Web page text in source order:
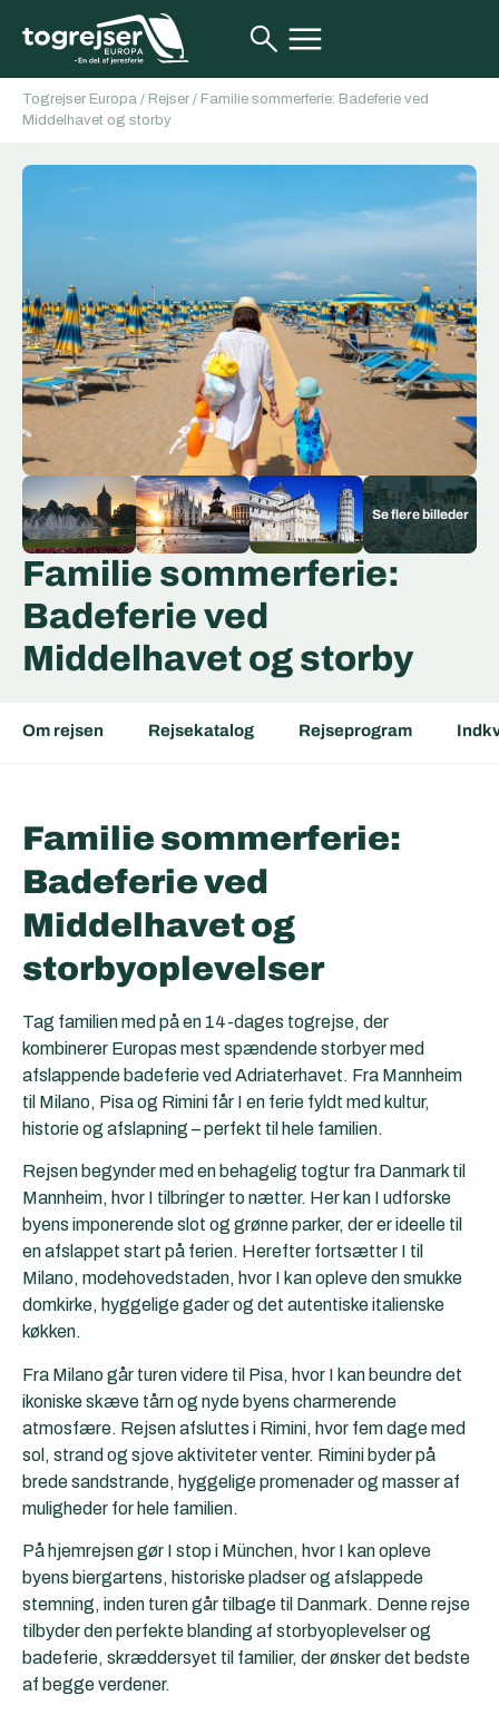
Togrejser Europa / Rejser / Familie sommerferie: Badeferie ved
Middelhavet og storby
Familie sommerferie:
Badeferie ved
Middelhavet og storby
Om rejsen Rejsekatalog Rejseprogram
Familie sommerferie:
Badeferie ved
Middelhavet og
storbyoplevelser
Tag familien med på en 14-dages togrejse, der
kombinerer Europas mest spændende storbyer med
afslappende badeferie ved Adriaterhavet. Fra Mannheim
til Milano, Pisa og Rimini får I en ferie fyldt med kultur,
historie og afslapning – perfekt til hele familien.
Rejsen begynder med en behagelig togtur fra Danmark til
Mannheim, hvor I tilbringer to nætter. Her kan I udforske
byens imponerende slot og grønne parker, der er ideelle til
en afslappet start på ferien. Herefter fortsætter I til
Milano, modehovedstaden, hvor I kan opleve den smukke
domkirke, hyggelige gader og det autentiske italienske
køkken.
Fra Milano går turen videre til Pisa, hvor I kan beundre det
ikoniske skæve tårn og nyde byens charmerende
atmosfære. Rejsen afsluttes i Rimini, hvor fem dage med
sol, strand og sjove aktiviteter venter. Rimini byder på
brede sandstrande, hyggelige promenader og masser af
muligheder for hele familien.
På hjemrejsen gør I stop i München, hvor I kan opleve
byens biergartens, historiske pladser og afslappede
stemning, inden turen går tilbage til Danmark. Denne rejse
tilbyder den perfekte blanding af storbyoplevelser og
badeferie, skræddersyet til familier, der ønsker det bedste
af begge verdener.